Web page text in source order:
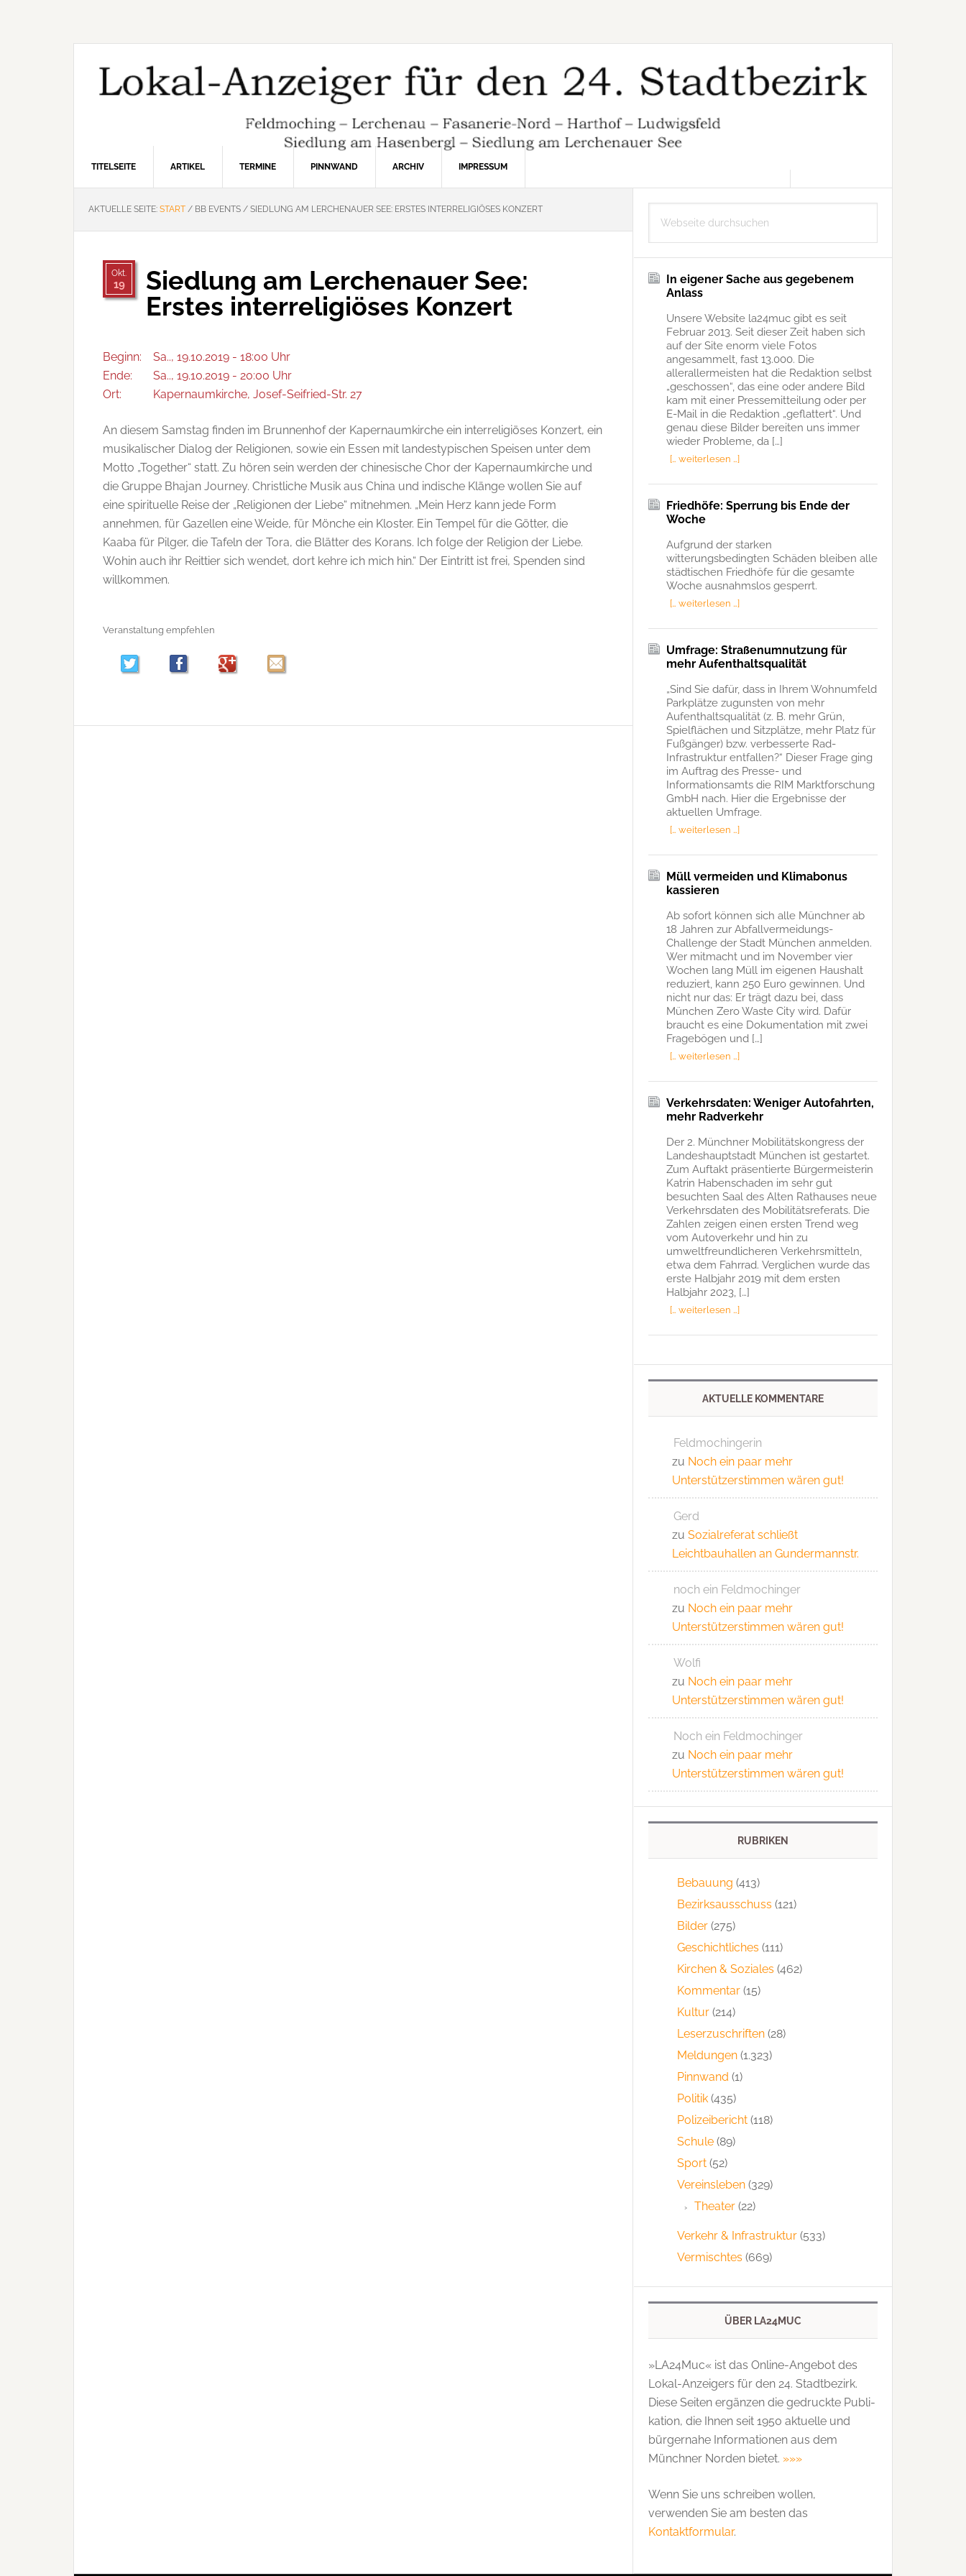
TITELSEITE ARTIKEL TERMINE PINNWAND ARCHIV IMPRESSUM
AKTUELLE SEITE: START / BB EVENTS / SIEDLUNG AM LERCHENAUER SEE: ERSTES INTERRELIGIÖSES KONZERT
Okt.
19
Siedlung am Lerchenauer See:
Erstes interreligiöses Konzert
Beginn:
Sa.., 19.10.2019 - 18:00 Uhr
Ende:
Sa.., 19.10.2019 - 20:00 Uhr
Ort:
Kapernaumkirche, Josef-Seifried-Str. 27
An diesem Samstag finden im Brunnenhof der Kapernaumkirche ein interreligiöses Konzert, ein
musikalischer Dialog der Religionen, sowie ein Essen mit landestypischen Speisen unter dem
Motto „Together“ statt. Zu hören sein werden der chinesische Chor der Kapernaumkirche und
die Gruppe Bhajan Journey. Christliche Musik aus China und indische Klänge wollen Sie auf
eine spirituelle Reise der „Religionen der Liebe“ mitnehmen. „Mein Herz kann jede Form
annehmen, für Gazellen eine Weide, für Mönche ein Kloster. Ein Tempel für die Götter, die
Kaaba für Pilger, die Tafeln der Tora, die Blätter des Korans. Ich folge der Religion der Liebe.
Wohin auch ihr Reittier sich wendet, dort kehre ich mich hin.“ Der Eintritt ist frei, Spenden sind
willkommen.
Veranstaltung empfehlen
Seitenspalte
durchsuchen
In eigener Sache aus gegebenem
Anlass
Unsere Website la24muc gibt es seit
Februar 2013. Seit dieser Zeit haben sich
auf der Site enorm viele Fotos
angesammelt, fast 13.000. Die
allerallermeisten hat die Redaktion selbst
„geschossen“, das eine oder andere Bild
kam mit einer Pressemitteilung oder per
E-Mail in die Redaktion „geflattert“. Und
genau diese Bilder bereiten uns immer
wieder Probleme, da […]
[… weiterlesen …]
Friedhöfe: Sperrung bis Ende der
Woche
Aufgrund der starken
witterungsbedingten Schäden bleiben alle
städtischen Friedhöfe für die gesamte
Woche ausnahmslos gesperrt.
[… weiterlesen …]
Umfrage: Straßenumnutzung für
mehr Aufenthaltsqualität
„Sind Sie dafür, dass in Ihrem Wohnumfeld
Parkplätze zugunsten von mehr
Aufenthaltsqualität (z. B. mehr Grün,
Spielflächen und Sitzplätze, mehr Platz für
Fußgänger) bzw. verbesserte Rad-
Infrastruktur entfallen?“ Dieser Frage ging
im Auftrag des Presse- und
Informationsamts die RIM Marktforschung
GmbH nach. Hier die Ergebnisse der
aktuellen Umfrage.
[… weiterlesen …]
Müll vermeiden und Klimabonus
kassieren
Ab sofort können sich alle Münchner ab
18 Jahren zur Abfallvermeidungs-
Challenge der Stadt München anmelden.
Wer mitmacht und im November vier
Wochen lang Müll im eigenen Haushalt
reduziert, kann 250 Euro gewinnen. Und
nicht nur das: Er trägt dazu bei, dass
München Zero Waste City wird. Dafür
braucht es eine Dokumentation mit zwei
Fragebögen und […]
[… weiterlesen …]
Verkehrsdaten: Weniger Autofahrten,
mehr Radverkehr
Der 2. Münchner Mobilitätskongress der
Landeshauptstadt München ist gestartet.
Zum Auftakt präsentierte Bürgermeisterin
Katrin Habenschaden im sehr gut
besuchten Saal des Alten Rathauses neue
Verkehrsdaten des Mobilitätsreferats. Die
Zahlen zeigen einen ersten Trend weg
vom Autoverkehr und hin zu
umweltfreundlicheren Verkehrsmitteln,
etwa dem Fahrrad. Verglichen wurde das
erste Halbjahr 2019 mit dem ersten
Halbjahr 2023, […]
[… weiterlesen …]
AKTUELLE KOMMENTARE
Feldmochingerin
zu Noch ein paar mehr
Unterstützerstimmen wären gut!
Gerd
zu Sozialreferat schließt
Leichtbauhallen an Gundermannstr.
noch ein Feldmochinger
zu Noch ein paar mehr
Unterstützerstimmen wären gut!
Wolfi
zu Noch ein paar mehr
Unterstützerstimmen wären gut!
Noch ein Feldmochinger
zu Noch ein paar mehr
Unterstützerstimmen wären gut!
RUBRIKEN
Bebauung (413)
Bezirksausschuss (121)
Bilder (275)
Geschichtliches (111)
Kirchen & Soziales (462)
Kommentar (15)
Kultur (214)
Leserzuschriften (28)
Meldungen (1.323)
Pinnwand (1)
Politik (435)
Polizeibericht (118)
Schule (89)
Sport (52)
Vereinsleben (329)
Theater (22)
Verkehr & Infrastruktur (533)
Vermischtes (669)
ÜBER LA24MUC
»LA24Muc« ist das Online-Angebot des
Lokal-Anzeigers für den 24. Stadtbezirk.
Diese Seiten ergänzen die gedruckte Publi­
kation, die Ihnen seit 1950 aktuelle und
bürgernahe Informationen aus dem
Münchner Norden bietet. »»»
Wenn Sie uns schreiben wollen,
verwenden Sie am besten das
Kontaktformular.